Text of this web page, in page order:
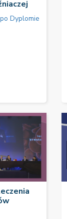
Dyplomie